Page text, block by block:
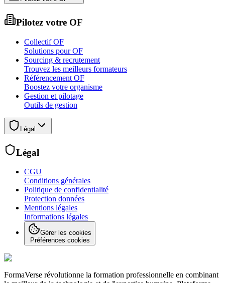
Pilotez votre OF
Collectif OF
Solutions pour OF
Sourcing & recrutement
Trouvez les meilleurs formateurs
Référencement OF
Boostez votre organisme
Gestion et pilotage
Outils de gestion
Légal
Légal
CGU
Conditions générales
Politique de confidentialité
Protection données
Mentions légales
Informations légales
Gérer les cookies
Préférences cookies
FormaVerse révolutionne la formation professionnelle en combinant